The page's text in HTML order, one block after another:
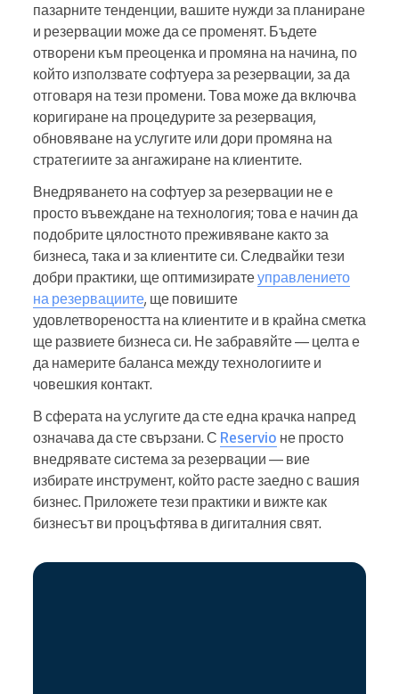
пазарните тенденции, вашите нужди за планиране
и резервации може да се променят. Бъдете
отворени към преоценка и промяна на начина, по
който използвате софтуера за резервации, за да
отговаря на тези промени. Това може да включва
коригиране на процедурите за резервация,
обновяване на услугите или дори промяна на
стратегиите за ангажиране на клиентите.
Внедряването на софтуер за резервации не е
просто въвеждане на технология; това е начин да
подобрите цялостното преживяване както за
бизнеса, така и за клиентите си. Следвайки тези
добри практики, ще оптимизиратеуправлението
на резервациите, ще повишите
удовлетвореността на клиентите и в крайна сметка
ще развиете бизнеса си. Не забравяйте — целта е
да намерите баланса между технологиите и
човешкия контакт.
В сферата на услугите да сте една крачка напред
означава да сте свързани. С Reservio не просто
внедрявате система за резервации — вие
избирате инструмент, който расте заедно с вашия
бизнес. Приложете тези практики и вижте как
бизнесът ви процъфтява в дигиталния свят.